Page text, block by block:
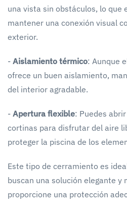
una vista sin obstáculos, lo que
mantener una conexión visual
exterior.
- Aislamiento térmico: Aunque
ofrece un buen aislamiento,
del interior agradable.
- Apertura flexible: Puedes
cortinas para disfrutar del aire
proteger la piscina de los
Este tipo de cerramiento es
buscan una solución elegante y
proporcione una protección